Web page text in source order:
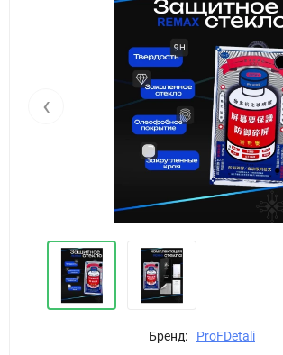
‹
Бренд: ProFDetali